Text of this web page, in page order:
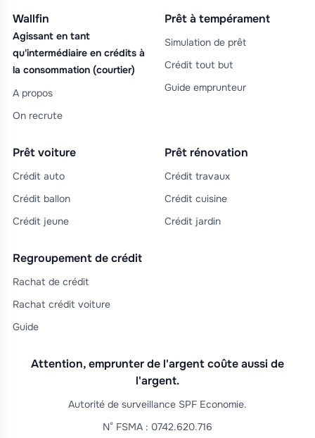
Wallfin
Agissant en tant
qu'intermédiaire en crédits à
la consommation (courtier)
A propos
On recrute
Prêt à tempérament
Simulation de prêt
Crédit tout but
Guide emprunteur
Prêt voiture
Crédit auto
Crédit ballon
Crédit jeune
Prêt rénovation
Crédit travaux
Crédit cuisine
Crédit jardin
Regroupement de crédit
Rachat de crédit
Rachat crédit voiture
Guide
Attention, emprunter de l'argent coûte aussi de
l'argent.
Autorité de surveillance SPF Economie.
N° FSMA : 0742.620.716